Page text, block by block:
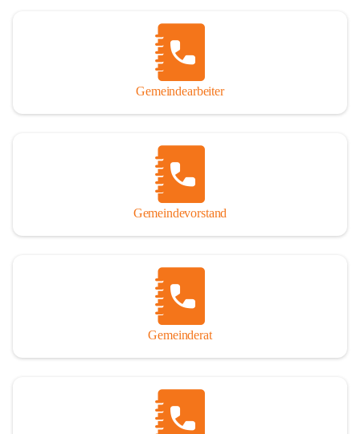
Andreas Rohatsch wurde auf das System der Fußnoten verzichtet.
Wo eine genaue Quellenangabe sinnvoll und notwendig erschien,
sind die entsprechenden Quellenhinweise in den fließenden Text
eingearbeitet. Der leichteren Lesbarkeit halber ist auch von einer
streng gendergerechten Ausdrucksform Abstand genommen
So darf ich Sie zu einer interessanten, vergnüglichen und
manchmal auch nachdenklich machenden Zeitreise durch die
Jahrhunderte, ja Jahrtausende alte Geschichte von der Steinzeit
einladen.
Gemeindearbeiter
Gemeindevorstand
Gemeinderat